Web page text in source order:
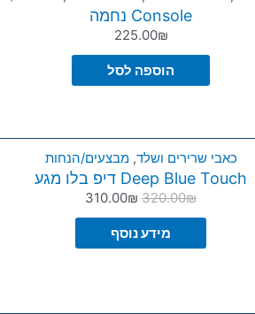
Console נחמה
225.00₪
הוספה לסל
כאבי שרירים ושלד,מבצעים/הנחות
Deep Blue Touch דיפ בלו מגע
320.00₪
310.00₪
מידע נוסף